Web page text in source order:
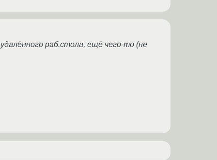
раб.стола, ещё чего-то (не